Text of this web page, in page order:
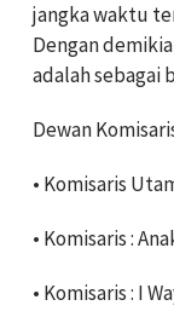
jangka waktu
Dengan
adalah sebagai
Dewan
• Komisaris
• Komisaris:
• Komisaris: I